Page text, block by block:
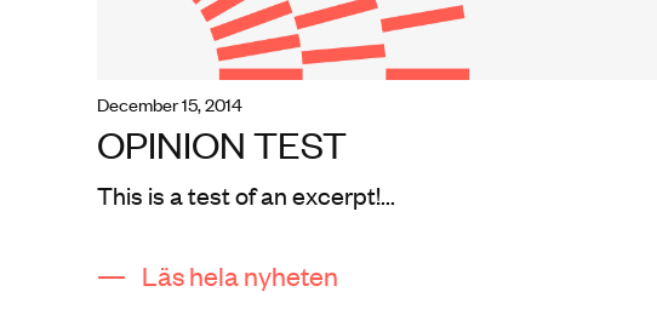
december 15, 2014
OPINION TEST
This is a test of an excerpt!...
Läs hela nyheten